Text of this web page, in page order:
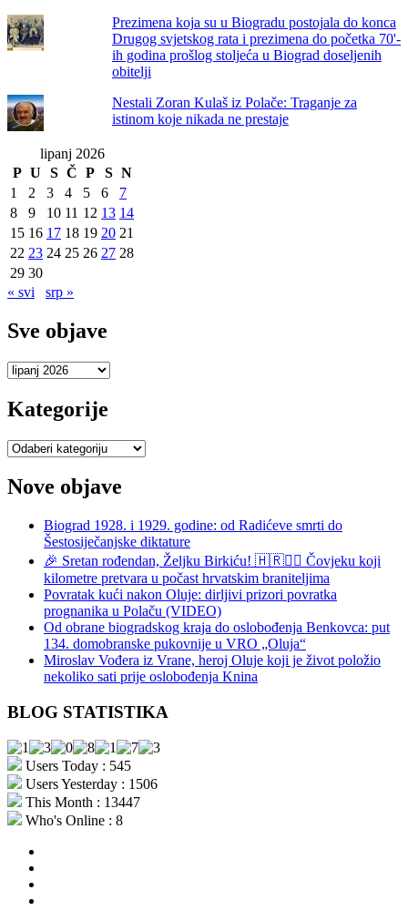
Prezimena koja su u Biogradu postojala do konca
Drugog svjetskog rata i prezimena do početka 70'-
ih godina prošlog stoljeća u Biograd doseljenih
obitelji
Nestali Zoran Kulaš iz Polače: Traganje za
istinom koje nikada ne prestaje
lipanj 2026
P U S Č P S N
1
2 3 4 5 6
7
8
9 10 11 12 13 14
15 16 17 18 19 20 21
22 23 24 25 26 27 28
29 30
« svi
srp »
Sve objave
Sve
Kategorije
Kategorije
Nove objave
Biograd 1928. i 1929. godine: od Radićeve smrti do
Šestosiječanjske diktature
🎉 Sretan rođendan, Željku Birkiću! 🇭🇷🏃‍♂️ Čovjeku koji
kilometre pretvara u počast hrvatskim braniteljima
Povratak kući nakon Oluje: dirljivi prizori povratka
prognanika u Polaču (VIDEO)
Od obrane biogradskog kraja do oslobođenja Benkovca: put
134. domobranske pukovnije u VRO „Oluja“
Miroslav Vođera iz Vrane, heroj Oluje koji je život položio
nekoliko sati prije oslobođenja Knina
BLOG STATISTIKA
Users Today : 545
Users Yesterday : 1506
This Month : 13447
Who's Online : 8